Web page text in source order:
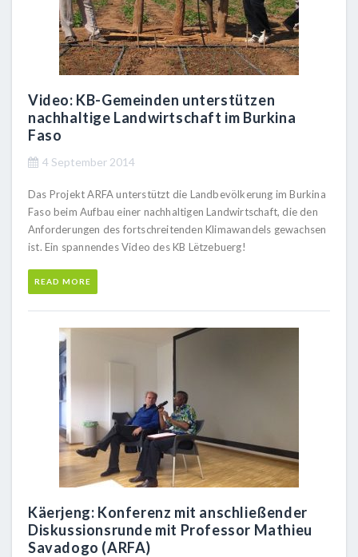
Video: KB-Gemeinden unterstützen
nachhaltige Landwirtschaft im Burkina
Faso
4 September 2014
Das Projekt ARFA unterstützt die Landbevölkerung im Burkina
Faso beim Aufbau einer nachhaltigen Landwirtschaft, die den
Anforderungen des fortschreitenden Klimawandels gewachsen
ist. Ein spannendes Video des KB Lëtzebuerg!
READ MORE
Käerjeng: Konferenz mit anschließender
Diskussionsrunde mit Professor Mathieu
Savadogo (ARFA)